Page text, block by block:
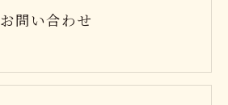
お問い合わせ